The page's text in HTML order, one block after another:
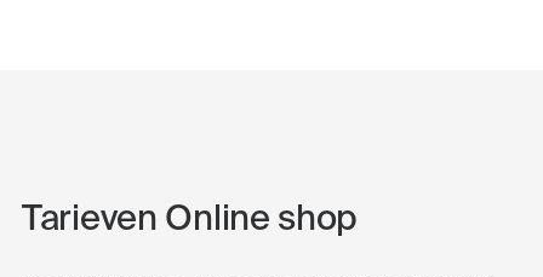
Tarieven Online shop